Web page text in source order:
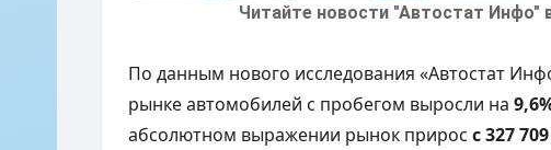
Читайте новости "Автостат Инфо"
По данным нового исследования «Автостат
рынке автомобилей с пробегом выросли на
абсолютном выражении рынок прирос с 327